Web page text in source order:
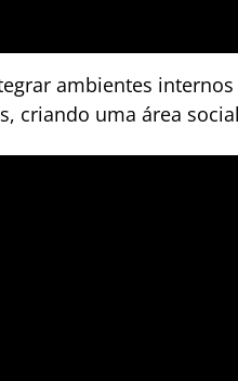
ambientes
criando uma área